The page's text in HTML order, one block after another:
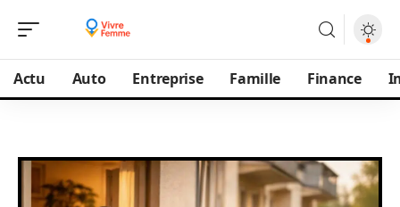
Actu Auto Entreprise Famille Finance